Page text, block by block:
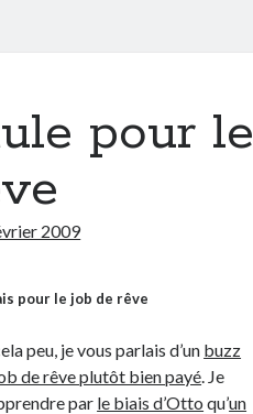
pour le
2009
pour le job de rêve
peu, je vous parlais d’un buzz
de rêve plutôt bien payé. Je
par le biais d’Otto qu’un